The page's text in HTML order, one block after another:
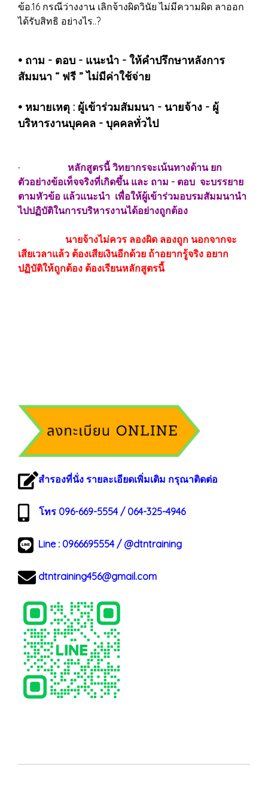
ข้อ.16 กรณีว่างงาน เลิกจ้างผิดวินัย ไม่มีความผิด ลาออก
ได้รับสิทธิ อย่างไร..?
• ถาม - ตอบ - แนะนำ - ให้คำปรึกษาหลังการ
สัมมนา “ ฟรี ” ไม่มีค่าใช้จ่าย
• หมายเหตุ : ผู้เข้าร่วมสัมมนา - นายจ้าง - ผู้
บริหารงานบุคคล - บุคคลทั่วไป
· หลักสูตรนี้ วิทยากรจะเน้นทางด้าน ยก
ตัวอย่างข้อเท็จจริงที่เกิดขึ้น และ ถาม - ตอบ จะบรรยาย
ตามหัวข้อ แล้วแนะนำ เพื่อให้ผู้เข้าร่วมอบรมสัมมนานำ
ไปปฏิบัติในการบริหารงานได้อย่างถูกต้อง
· นายจ้างไม่ควร ลองผิด ลองถูก นอกจากจะ
เสียเวลาแล้ว ต้องเสียเงินอีกด้วย ถ้าอยากรู้จริง อยาก
ปฏิบัติให้ถูกต้อง ต้องเรียนหลักสูตรนี้
สำรองที่นั่ง รายละเอียดเพิ่มเติม กรุณาติดต่อ
โทร 096-669-5554 / 064-325-4946
Line : 0966695554/ @dtntraining
dtntraining456@gmail.com